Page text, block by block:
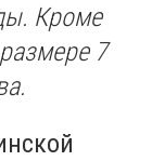
Кроме
7